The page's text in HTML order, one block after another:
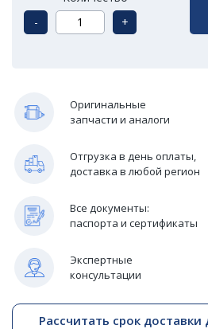
-
+
Оригинальные
запчасти и аналоги
Отгрузка в день оплаты,
доставка в любой регион
Все документы:
паспорта и сертификаты
Экспертные
консультации
Рассчитать срок